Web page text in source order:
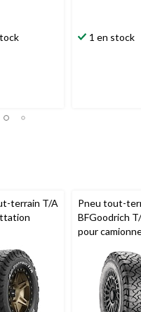
1 en stock
terrain T/A
Pneu tout-
BFGoodrich
pour